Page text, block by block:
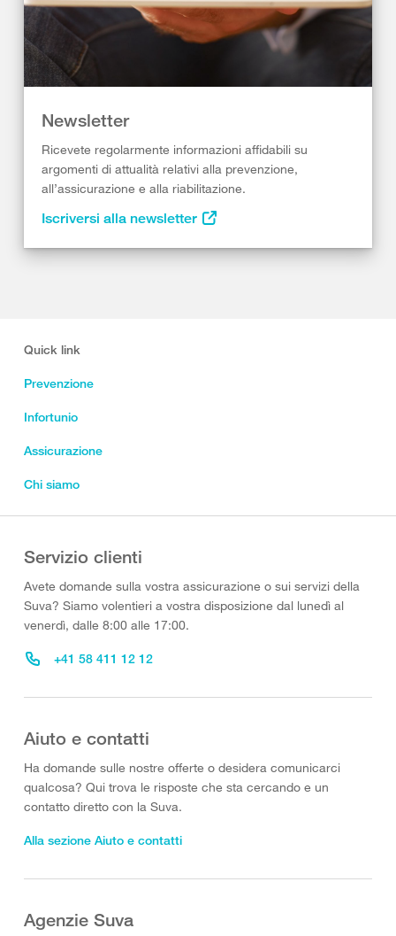
Newsletter
Ricevete regolarmente informazioni affidabili su
argomenti di attualità relativi alla prevenzione,
all’assicurazione e alla riabilitazione.
Iscriversi alla newsletter
Quick link
Prevenzione
Infortunio
Assicurazione
Chi siamo
Servizio clienti
Avete domande sulla vostra assicurazione o sui servizi della
Suva? Siamo volentieri a vostra disposizione dal lunedì al
venerdì, dalle 8:00 alle 17:00.
+41 58 411 12 12
Aiuto e contatti
Ha domande sulle nostre offerte o desidera comunicarci
qualcosa? Qui trova le risposte che sta cercando e un
contatto diretto con la Suva.
Alla sezione Aiuto e contatti
Agenzie Suva